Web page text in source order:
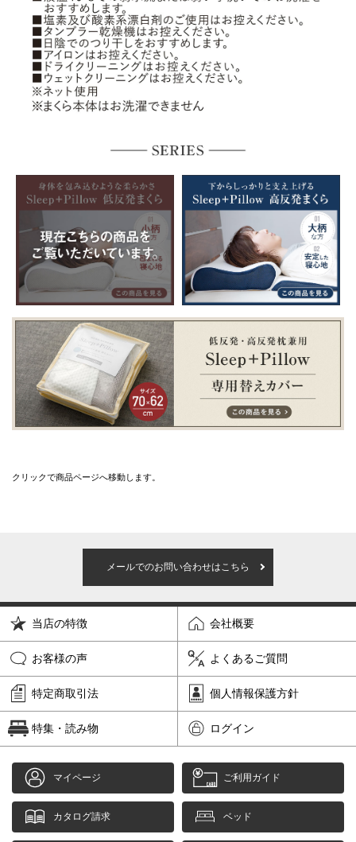
クリックで商品ページへ移動します。
メールでのお問い合わせはこちら
当店の特徴 会社概要
お客様の声 よくあるご質問
特定商取引法 個人情報保護方針
特集・読み物 ログイン
マイページ ご利用ガイド
カタログ請求 ベッド